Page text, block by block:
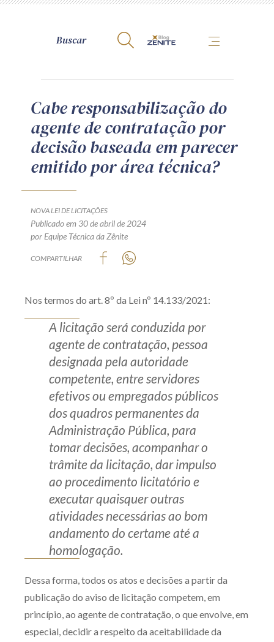
A Zênite
Como publicar conosco
Site da Zênite
Contato
Política de Privacidade
Guia de Direitos dos Titulares de Dados
Encarregado (contato)
Zênite Fácil IA
Zênite Play
Orientação por Escrito
Mentoria Zênite
Capacitação
Zênite Online
Eventos presenciais
Zênite in Company
Diferenciais
Av. Sete de Setembro, 4698
Batel Curitiba/PR CEP80240-000
Cabe responsabilização do
agente de contratação por
decisão baseada em parecer
emitido por área técnica?
NOVA LEI DE LICITAÇÕES
Publicado em 30 de abril de 2024
por Equipe Técnica da Zênite
COMPARTILHAR
Nos termos do art. 8º da Lei nº 14.133/2021:
A licitação será conduzida por
agente de contratação, pessoa
designada pela autoridade
competente, entre servidores
efetivos ou empregados públicos
dos quadros permanentes da
Administração Pública, para
tomar decisões, acompanhar o
trâmite da licitação, dar impulso
ao procedimento licitatório e
executar quaisquer outras
atividades necessárias ao bom
andamento do certame até a
homologação.
Dessa forma, todos os atos e decisões a partir da
publicação do aviso de licitação competem, em
princípio, ao agente de contratação, o que envolve, em
especial, decidir a respeito da aceitabilidade da